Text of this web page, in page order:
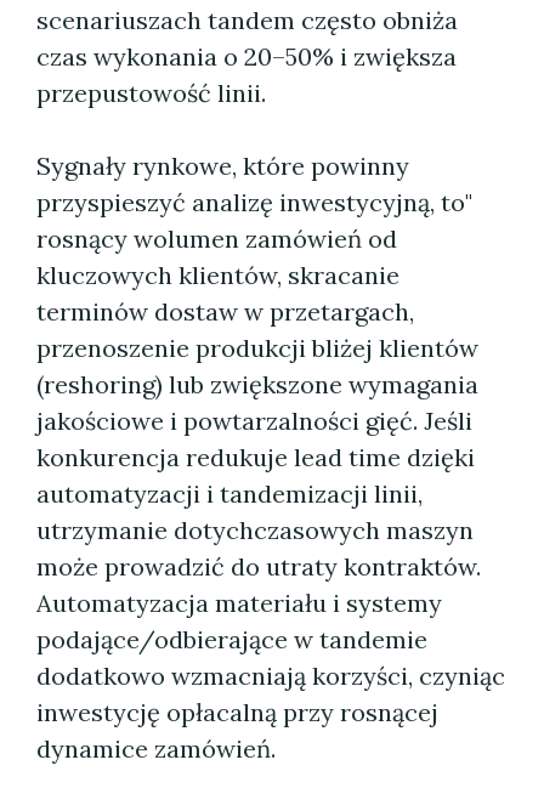
scenariuszach tandem często obniża
czas wykonania o 20–50% i zwiększa
przepustowość linii.
Sygnały rynkowe, które powinny
przyspieszyć analizę inwestycyjną, to"
rosnący wolumen zamówień od
kluczowych klientów, skracanie
terminów dostaw w przetargach,
przenoszenie produkcji bliżej klientów
(reshoring) lub zwiększone wymagania
jakościowe i powtarzalności gięć. Jeśli
konkurencja redukuje lead time dzięki
automatyzacji i tandemizacji linii,
utrzymanie dotychczasowych maszyn
może prowadzić do utraty kontraktów.
Automatyzacja materiału i systemy
podające/odbierające w tandemie
dodatkowo wzmacniają korzyści, czyniąc
inwestycję opłacalną przy rosnącej
dynamice zamówień.